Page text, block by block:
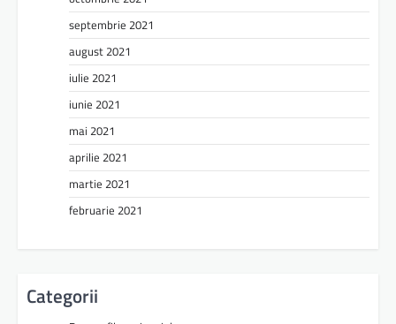
septembrie 2021
august 2021
iulie 2021
iunie 2021
mai 2021
aprilie 2021
martie 2021
februarie 2021
Categorii